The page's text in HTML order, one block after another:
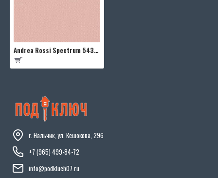
Andrea Rossi Spectrum 54335-5
г. Нальчик, ул. Кешокова, 296
+7 (965) 499-84-72
info@podkluch07.ru